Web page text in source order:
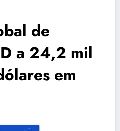
de
a 24,2 mil
em